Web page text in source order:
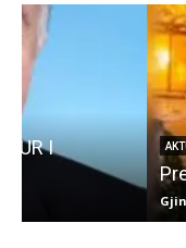
AKTUALITET
Pregaditi Gjin
8 Shtator